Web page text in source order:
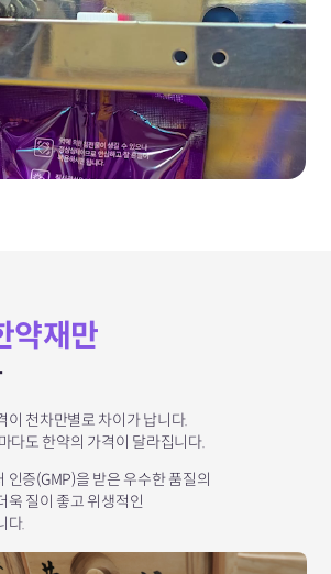
약재만
이 천차만별로 차이가 납니다.
다도 한약의 가격이 달라집니다.
인증(GMP)을 받은 우수한 품질의
욱 질이 좋고 위생적인
다.